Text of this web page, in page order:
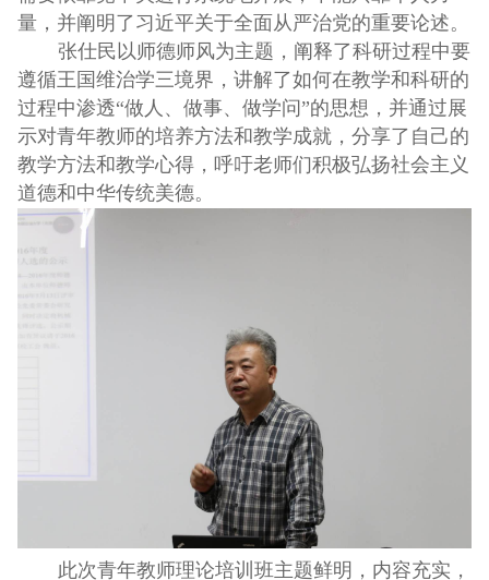
量，并阐明了习近平关于全面从严治党的重要论述。
张仕民以师德师风为主题，阐释了科研过程中要
遵循王国维治学三境界，讲解了如何在教学和科研的
过程中渗透“做人、做事、做学问”的思想，并通过展
示对青年教师的培养方法和教学成就，分享了自己的
教学方法和教学心得，呼吁老师们积极弘扬社会主义
道德和中华传统美德。
此次青年教师理论培训班主题鲜明，内容充实，